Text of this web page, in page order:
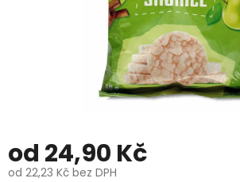
od 24,90 Kč
od 22,23 Kč bez DPH